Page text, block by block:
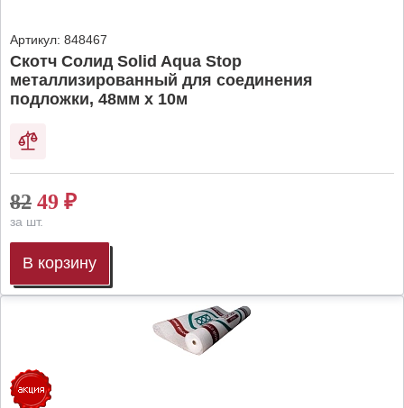
Артикул: 848467
Скотч Солид Solid Aqua Stop
металлизированный для соединения
подложки, 48мм х 10м
82 49 ₽
за шт.
В корзину